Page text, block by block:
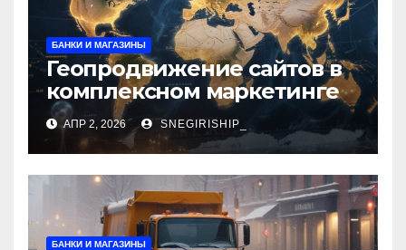
БАНКИ И МАГАЗИНЫ
Геопродвижение сайтов в
комплексном маркетинге
АПР 2, 2026 SNEGIRISHIP_
БАНКИ И МАГАЗИНЫ